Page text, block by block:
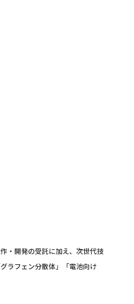
・開発の受託に加え、次世代技
ラフェン分散体」「電池向け